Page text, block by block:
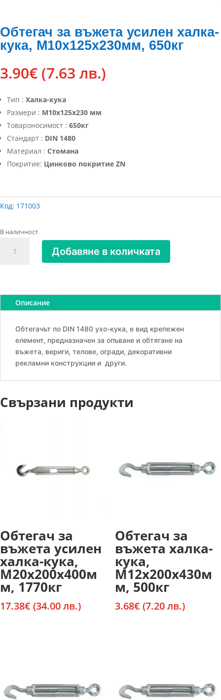
Обтегач за въжета усилен халка-
кука, М10х125х230мм, 650кг
3.90€ (7.63 лв.)
Тип : Халка-кука
Размери : М10х125х230 мм
Товароносимост : 650кг
Стандарт : DIN 1480
Материал : Стомана
Покритие: Цинково покритие ZN
Код: 171003
В наличност
усилен
халка-
М10х125х230мм,
650кг
Добавяне в количката
Описание
Обтегачът по DIN 1480 ухо-кука, е вид крепежен
елемент, предназначен за опъване и обтягане на
въжета, вериги, телове, огради, декоративни
рекламни конструкции и други.
Свързани продукти
Обтегач за
въжета усилен
халка-кука,
М20х200х400м
м, 1770кг
17.38€ (34.00 лв.)
Обтегач за
въжета халка-
кука,
М12х200х430м
м, 500кг
3.68€ (7.20 лв.)